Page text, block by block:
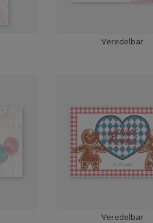
Veredelbar
Veredelbar